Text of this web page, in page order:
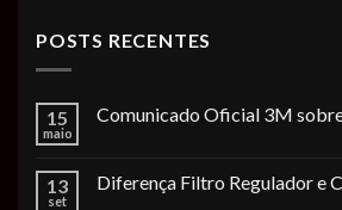
POSTS RECENTES
15
maio
Comunicado Oficial 3M
13
set
Diferença Filtro Regulador e